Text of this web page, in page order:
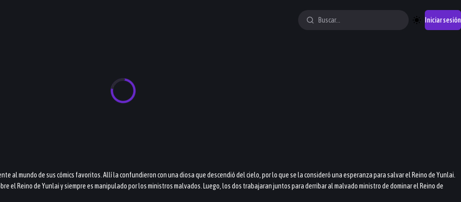
Iniciar sesión
al mundo de sus cómics favoritos. Allí la confundieron con una diosa que descendió del cielo, por lo que se la consideró una esperanza para salvar el Reino de Yunlai.
el Reino de Yunlai y siempre es manipulado por los ministros malvados. Luego, los dos trabajaran juntos para derribar al malvado ministro de dominar el Reino de